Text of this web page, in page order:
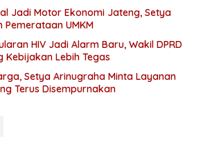
Jadi Motor Ekonomi Jateng, Setya
UMKM
HIV Jadi Alarm Baru, Wakil DPRD
Kebijakan Lebih Tegas
Setya Arinugraha Minta Layanan
Terus Disempurnakan